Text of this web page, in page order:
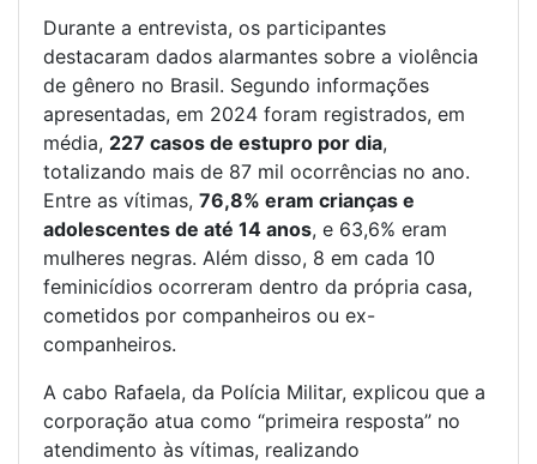
Durante a entrevista, os participantes
destacaram dados alarmantes sobre a violência
de gênero no Brasil. Segundo informações
apresentadas, em 2024 foram registrados, em
média, 227 casos de estupro por dia,
totalizando mais de 87 mil ocorrências no ano.
Entre as vítimas, 76,8% eram crianças e
adolescentes de até 14 anos, e 63,6% eram
mulheres negras. Além disso, 8 em cada 10
feminicídios ocorreram dentro da própria casa,
cometidos por companheiros ou ex-
companheiros.
A cabo Rafaela, da Polícia Militar, explicou que a
corporação atua como “primeira resposta” no
atendimento às vítimas, realizando